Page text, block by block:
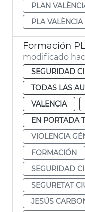
PLAN
PLA
modificado
SEGURIDAD
TODAS LAS
VALENCIA
EN PORTADA
VIOLENCIA
FORMACIÓN
SEGURIDAD
SEGURETAT
JESÚS